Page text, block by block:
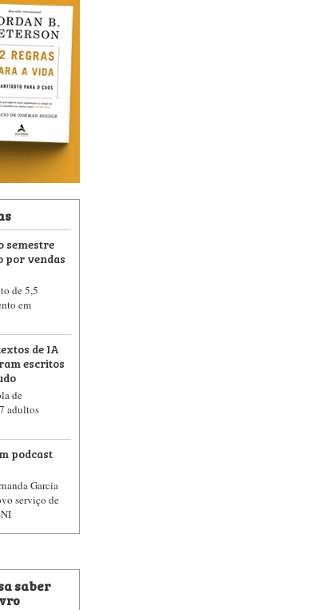
semestre
por vendas
de 5,5
em
de IA
escritos
de
adultos
podcast
Garcia
serviço de
saber